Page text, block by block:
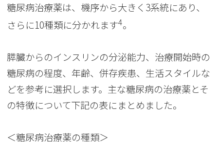
糖尿病治療薬は、機序から大きく3系統にあり、
さらに10種類に分かれます4。
膵臓からのインスリンの分泌能力、治療開始時の
糖尿病の程度、年齢、併存疾患、生活スタイルな
どを参考に選択します。主な糖尿病の治療薬とそ
の特徴について下記の表にまとめました。
＜糖尿病治療薬の種類＞